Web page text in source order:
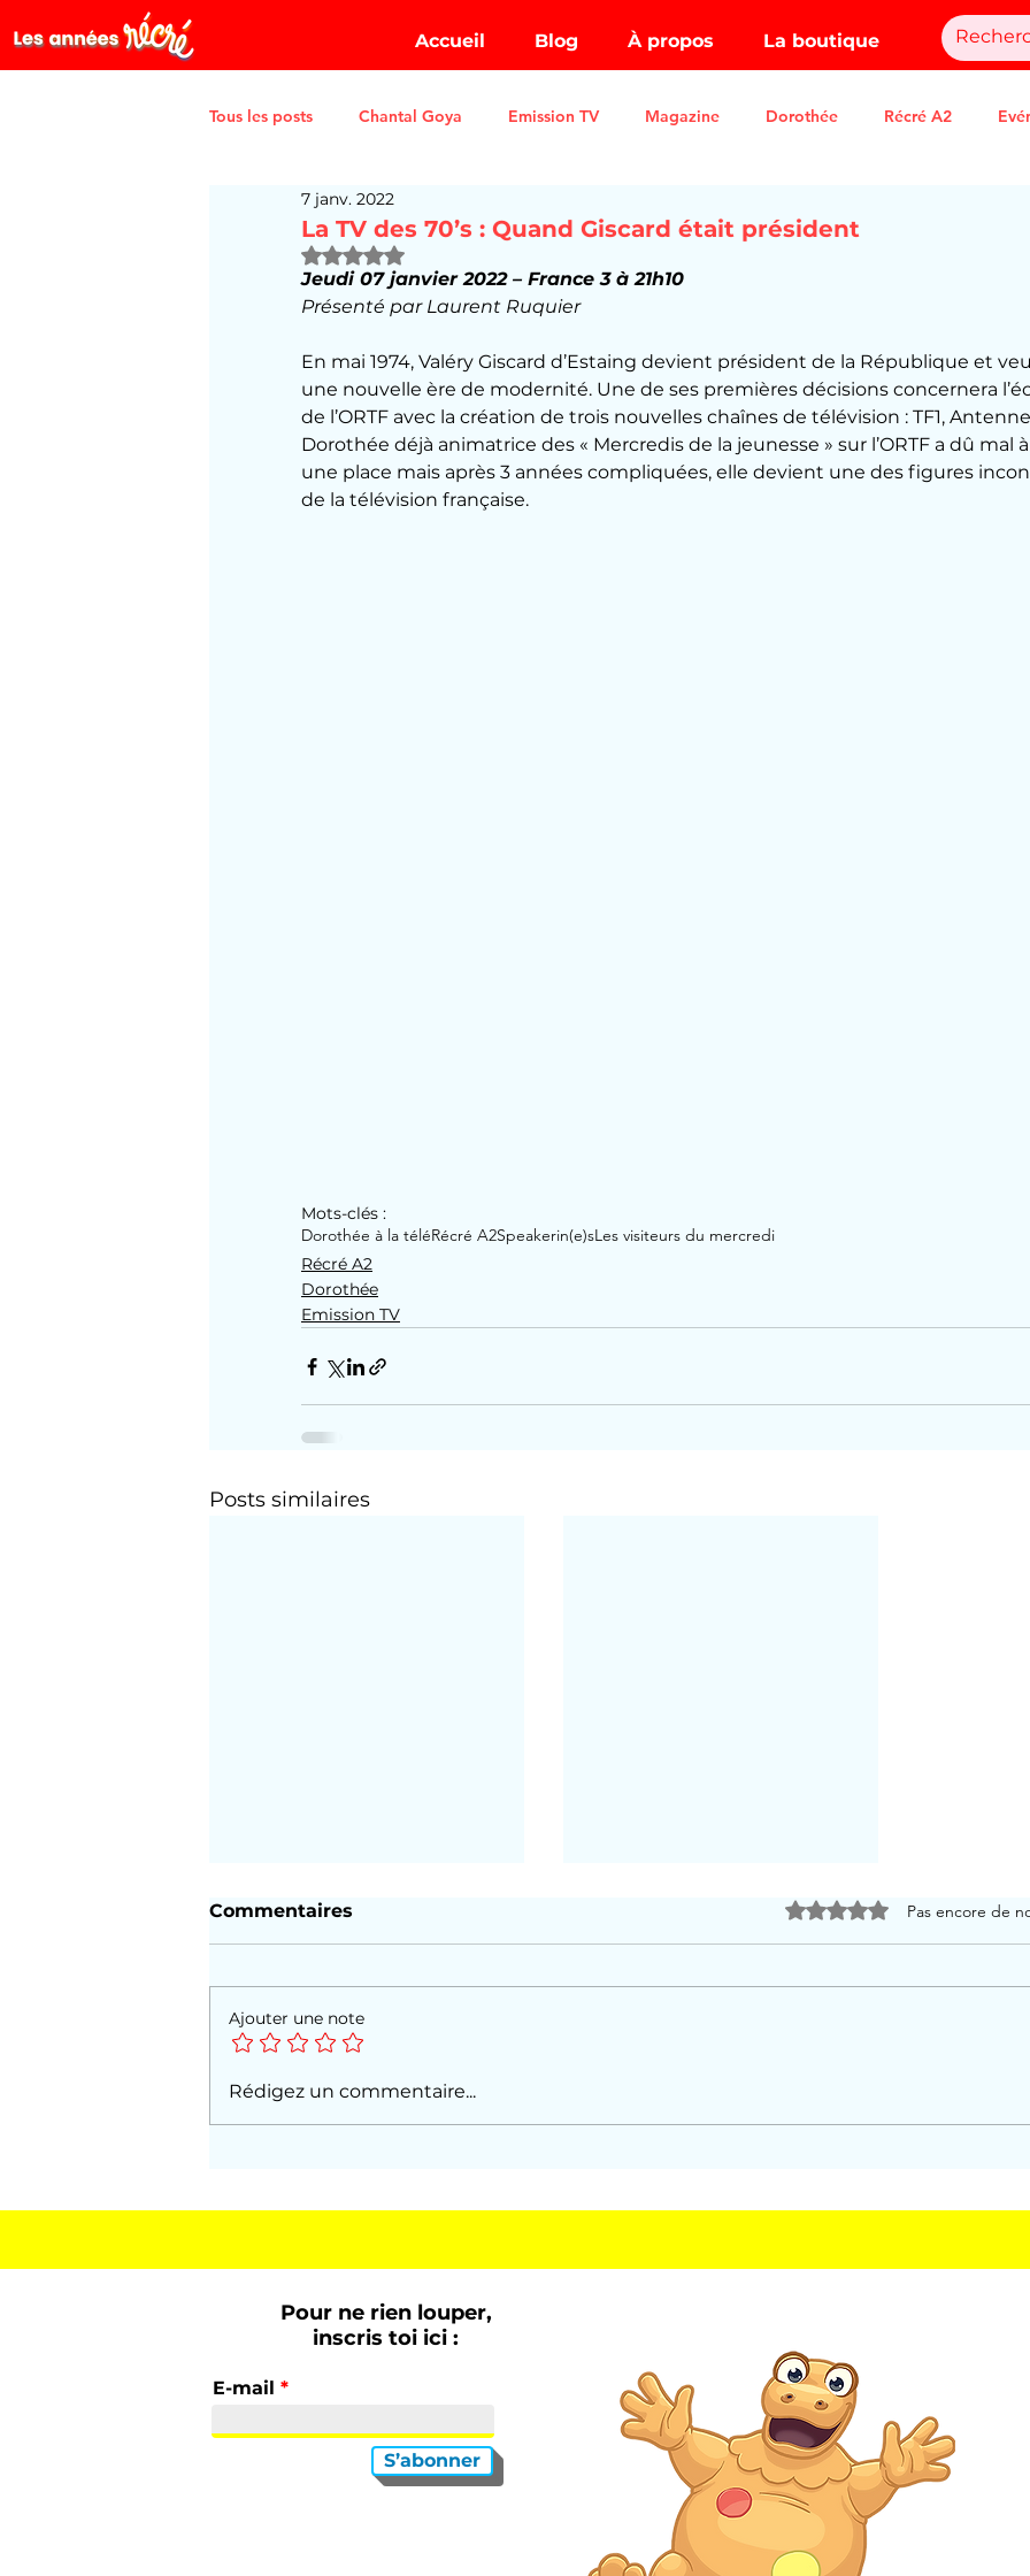
Accueil Blog À propos La boutique
Tous les posts Chantal Goya Emission TV Magazine Dorothée Récré A2
La TV des 70’s : Quand Giscard était président
7 janv. 2022
Noté NaN étoiles sur 5.
Jeudi 07 janvier 2022 – France 3 à 21h10
Présenté par Laurent Ruquier
En mai 1974, Valéry Giscard d’Estaing devient président de la République et
une nouvelle ère de modernité. Une de ses premières décisions concernera
de l’ORTF avec la création de trois nouvelles chaînes de télévision : TF1,
Dorothée déjà animatrice des « Mercredis de la jeunesse » sur l’ORTF a dû mal
une place mais après 3 années compliquées, elle devient une des figures
de la télévision française.
Mots-clés :
Dorothée à la téléRécré A2Speakerin(e)sLes visiteurs du mercredi
Récré A2
Dorothée
Emission TV
Posts similaires
Où est le garçon ? À
Sanary, avec Dorothée,
été 1992
Commentaires Noté 0 étoile sur 5.Pas encore de
Ajouter une note
Rédigez un commentaire...
Pour ne rien louper,
inscris toi ici :
E-mail
S’abonner